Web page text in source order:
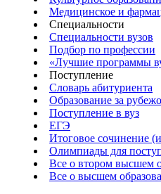
Медицинское и
Специальности
Специальности вузов
Подбор по профессии
«Лучшие программы
Поступление
Словарь абитуриента
Образование за
Поступление в вуз
ЕГЭ
Итоговое сочинение
Олимпиады для
Все о втором высшем
Все о высшем